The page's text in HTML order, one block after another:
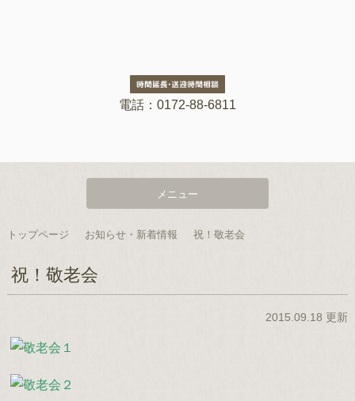
電話：0172-88-6811
メニュー
トップページ お知らせ・新着情報 祝！敬老会
祝！敬老会
2015.09.18 更新